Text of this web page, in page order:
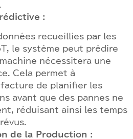
:
recueillies par les
le système peut prédire
nécessitera une
Cela permet à
de planifier les
avant que des pannes ne
réduisant ainsi les temps
de la Production :